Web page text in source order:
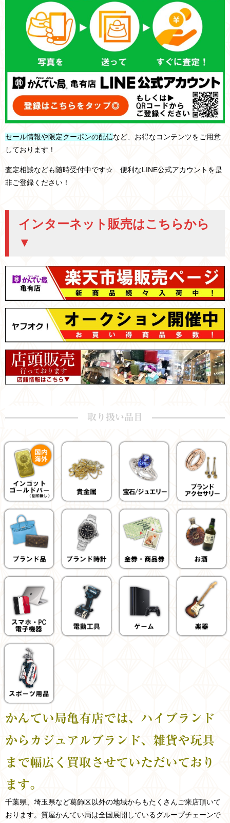
セール情報や限定クーポンの配信など、お得なコンテンツをご用意
しております！
査定相談なども随時受付中です☆ 便利なLINE公式アカウントを是
非ご登録ください！
インターネット販売はこちらから
▼
取り扱い品目
かんてい局亀有店では、ハイブランド
からカジュアルブランド、雑貨や玩具
まで幅広く買取させていただいており
ます。
千葉県、埼玉県など葛飾区以外の地域からもたくさんご来店頂いて
おります。 質屋かんてい局は全国展開しているグループチェーンで